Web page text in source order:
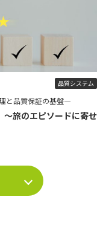
品質システム
と品質保証の基盤―
旅のエピソードに寄せ